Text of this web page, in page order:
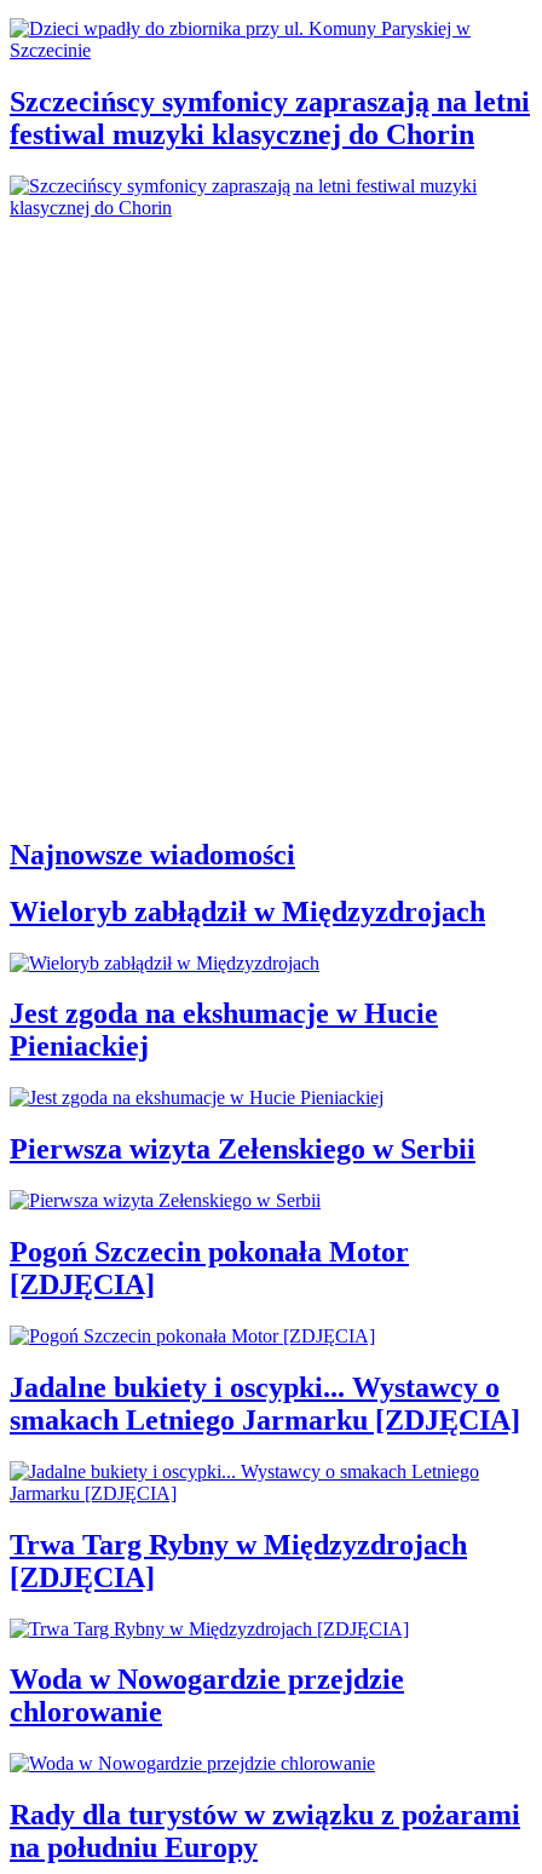
Szczecińscy symfonicy zapraszają na letni
festiwal muzyki klasycznej do Chorin
Najnowsze wiadomości
Wieloryb zabłądził w Międzyzdrojach
Jest zgoda na ekshumacje w Hucie
Pieniackiej
Pierwsza wizyta Zełenskiego w Serbii
Pogoń Szczecin pokonała Motor
[ZDJĘCIA]
Jadalne bukiety i oscypki... Wystawcy o
smakach Letniego Jarmarku [ZDJĘCIA]
Trwa Targ Rybny w Międzyzdrojach
[ZDJĘCIA]
Woda w Nowogardzie przejdzie
chlorowanie
Rady dla turystów w związku z pożarami
na południu Europy